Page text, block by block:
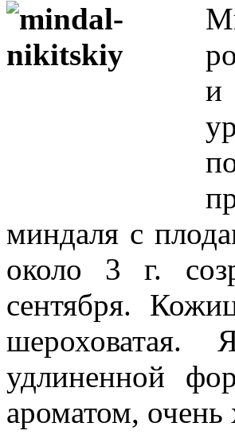
миндаля с
около 3 г.
сентября.
шероховатая.
удлиненной
ароматом,